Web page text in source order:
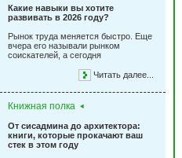
Какие навыки вы хотите
развивать в 2026 году?
Рынок труда меняется быстро. Еще
вчера его называли рынком
соискателей, а сегодня
Читать далее...
Книжная полка
От сисадмина до архитектора:
книги, которые прокачают ваш
стек в этом году